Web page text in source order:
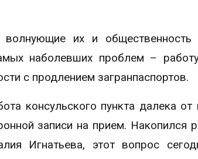
их и
наболевших проблем –
с продлением загранпаспортов.
консульского пункта далека от
записи на прием. Накопился
Игнатьева, этот вопрос